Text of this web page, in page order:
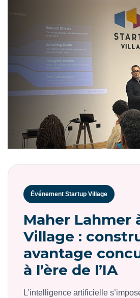
Événement Startup Village
Maher Lahmer
Village :
avantage
à l’ère de l’IA
L’intelligence artificielle